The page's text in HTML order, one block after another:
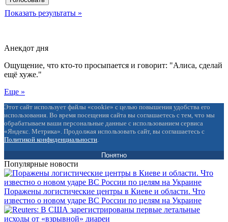
Показать результаты »
Анекдот дня
Ощущение, что кто-то просыпается и говорит: "Алиса, сделай
ещё хуже."
Еще »
Этот сайт использует файлы «cookie» с целью повышения удобства его
использования. Во время посещения сайта вы соглашаетесь с тем, что мы
обрабатываем ваши персональные данные с использованием сервиса
«Яндекс. Метрика». Продолжая использовать сайт, вы соглашаетесь с
Политикой конфиденциальности
Понятно
Популярные новости
Поражены логистические центры в Киеве и области. Что
известно о новом ударе ВС России по целям на Украине